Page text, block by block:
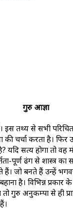
गुरु आज्ञा
इस तथ्य से सभी
की चर्चा करता है।
यदि सत्य होगा तो वह
पूर्ण ढंग से शास्त्र
जो बनते हैं उन्हें
है। विभिन्न प्रकार
तो गुरु अनुकम्पा से ही